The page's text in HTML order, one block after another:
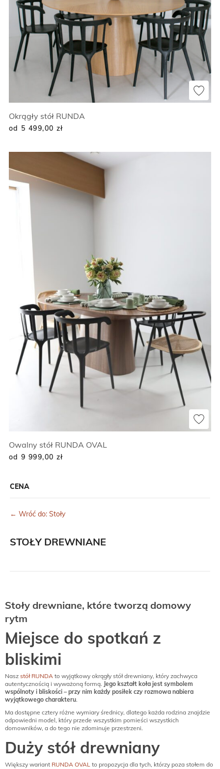
CENA
← Wróć do: Stoły
STOŁY DREWNIANE
Okrągły stół RUNDA
od 5 499,00 zł
Owalny stół RUNDA OVAL
od 9 999,00 zł
Stoły drewniane, które tworzą domowy
rytm
Miejsce do spotkań z
bliskimi
Nasz stół RUNDA to wyjątkowy okrągły stół drewniany, który zachwyca
autentycznością i wyważoną formą. Jego kształt koła jest symbolem
wspólnoty i bliskości – przy nim każdy posiłek czy rozmowa nabiera
wyjątkowego charakteru.
Ma dostępne cztery różne wymiary średnicy, dlatego każda rodzina znajdzie
odpowiedni model, który przede wszystkim pomieści wszystkich
domowników, a do tego nie zdominuje przestrzeni.
Duży stół drewniany
Większy wariant RUNDA OVAL to propozycja dla tych, którzy poza stołem do